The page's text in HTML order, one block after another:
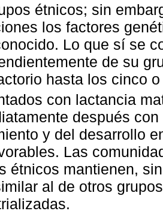
étnicos; sin
los factores
Lo que sí se
de su
hasta los cinco
con lactancia
después
y del desarrollo
Las
étnicos mantienen,
al de otros